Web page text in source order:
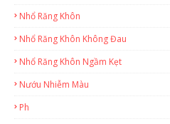
Nhổ Răng Khôn
Nhổ Răng Khôn Không Đau
Nhổ Răng Khôn Ngầm Kẹt
Nướu Nhiễm Màu
Ph